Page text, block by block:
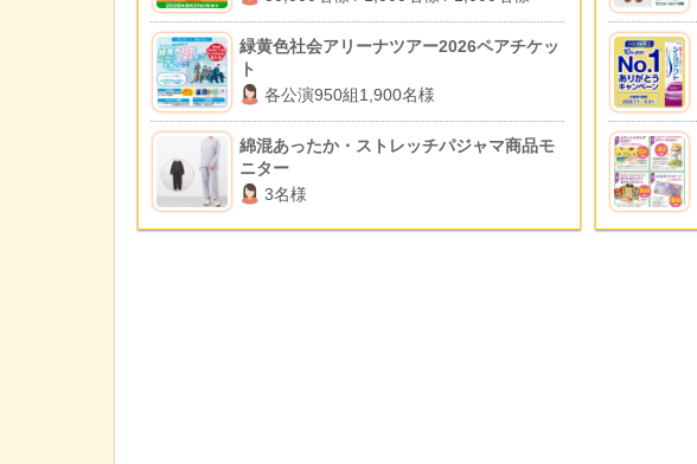
緑黄色社会アリーナツアー2026ペアチケッ
ト
各公演950組1,900名様
綿混あったか・ストレッチパジャマ商品モ
ニター
3名様